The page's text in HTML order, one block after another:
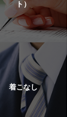
ト）
着こなし